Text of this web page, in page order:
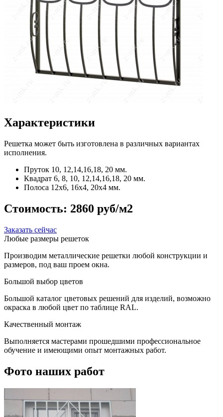
Характеристики
Решетка может быть изготовлена в различных вариантах
исполнения.
Пруток 10, 12,14,16,18, 20 мм.
Квадрат 6, 8, 10, 12,14,16,18, 20 мм.
Полоса 12x6, 16x4, 20x4 мм.
Стоимость: 2860 руб/м2
Заказать сейчас
Любые размеры решеток
Производим металлические решетки любой конструкции и
размеров, под ваш проем окна.
Большой выбор цветов
Большой каталог цветовых решений для изделий, возможно
окраска в любой цвет по таблице RAL.
Качественный монтаж
Выполняется мастерами прошедшими профессиональное
обучение и имеющими опыт монтажных работ.
Фото наших работ